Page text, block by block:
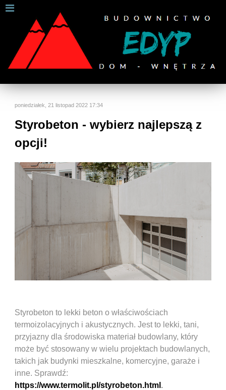
poniedziałek, 21 listopad 2022 17:34
Styrobeton - wybierz najlepszą z
opcji!
Styrobeton to lekki beton o właściwościach
termoizolacyjnych i akustycznych. Jest to lekki, tani,
przyjazny dla środowiska materiał budowlany, który
może być stosowany w wielu projektach budowlanych,
takich jak budynki mieszkalne, komercyjne, garaże i
inne. Sprawdź:
https://www.termolit.pl/styrobeton.html .
W celu zapewnienia jak najlepszych usług online, ta
strona korzysta z plików cookies.
Jeśli korzystasz z naszej strony internetowej, wyrażasz zgodę na
używanie naszych plików cookies.Dalsze informacje
Rozumiem